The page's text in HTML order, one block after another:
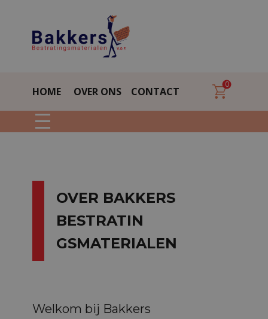
HOME CONTACT
OVER ONS
0
OVER BAKKERS
BESTRATIN​
GSMATERIALEN
Welkom bij Bakkers